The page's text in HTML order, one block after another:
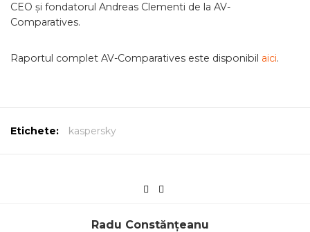
CEO și fondatorul Andreas Clementi de la AV-
Comparatives.
Raportul complet AV-Comparatives este disponibil aici.
Etichete: kaspersky
Radu Constănțeanu